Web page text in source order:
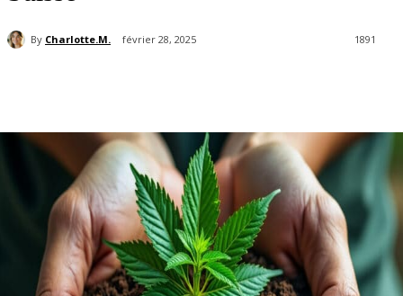
By Charlotte.M. février 28, 2025 1891